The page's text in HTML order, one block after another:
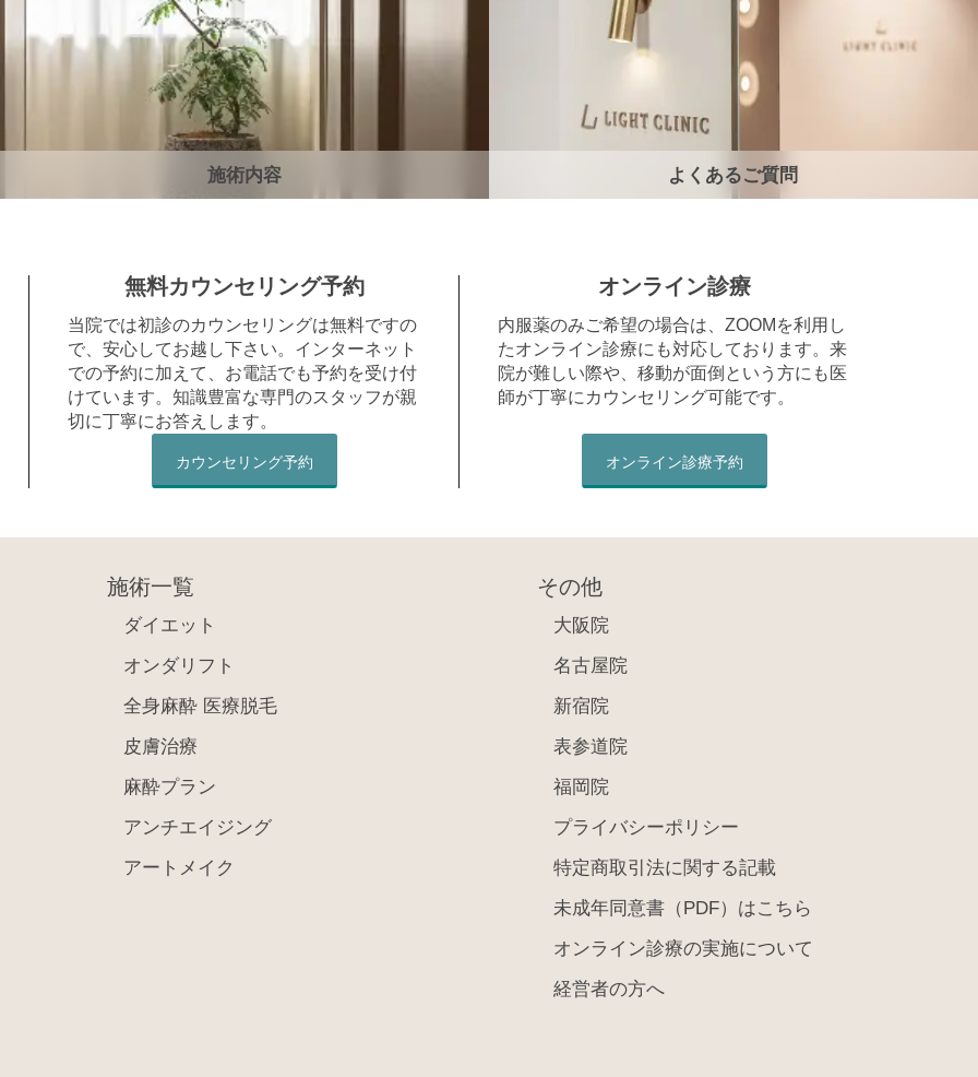
施術内容 よくあるご質問
無料カウンセリング予約
当院では初診のカウンセリングは無料ですの
で、安心してお越し下さい。インターネット
での予約に加えて、お電話でも予約を受け付
けています。知識豊富な専門のスタッフが親
切に丁寧にお答えします。
カウンセリング予約
オンライン診療
内服薬のみご希望の場合は、ZOOMを利用し
たオンライン診療にも対応しております。来
院が難しい際や、移動が面倒という方にも医
師が丁寧にカウンセリング可能です。
オンライン診療予約
施術一覧
ダイエット
オンダリフト
全身麻酔 医療脱毛
皮膚治療
麻酔プラン
アンチエイジング
アートメイク
その他
大阪院
名古屋院
新宿院
表参道院
福岡院
プライバシーポリシー
特定商取引法に関する記載
未成年同意書（PDF）はこちら
オンライン診療の実施について
経営者の方へ